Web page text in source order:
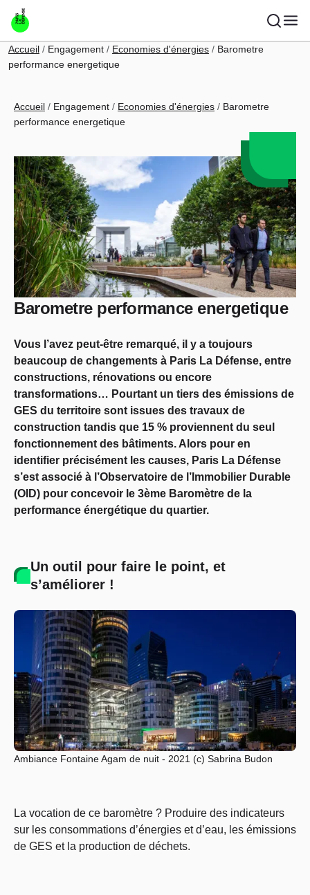
Aller au contenu principal
Fil d'Ariane
Accueil Engagement Economies d'énergies
Barometre
performance energetique
Fil d'Ariane
Accueil Engagement Economies d'énergies
Barometre
performance energetique
Barometre performance energetique
Vous l’avez peut-être remarqué, il y a toujours
beaucoup de changements à Paris La Défense, entre
constructions, rénovations ou encore
transformations… Pourtant un tiers des émissions de
GES du territoire sont issues des travaux de
construction tandis que 15 % proviennent du seul
fonctionnement des bâtiments. Alors pour en
identifier précisément les causes, Paris La Défense
s’est associé à l’Observatoire de l’Immobilier Durable
(OID) pour concevoir le 3ème Baromètre de la
performance énergétique du quartier.
Un outil pour faire le point, et
s’améliorer !
Ambiance Fontaine Agam de nuit - 2021 (c) Sabrina Budon
La vocation de ce baromètre ? Produire des indicateurs
sur les consommations d’énergies et d’eau, les émissions
de GES et la production de déchets.